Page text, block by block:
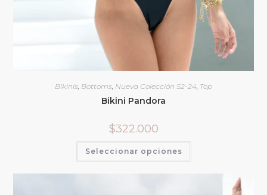
Bikinis Bottoms Nueva Colección S2-24 Top
Bikini Pandora
$322.000
Seleccionar opciones